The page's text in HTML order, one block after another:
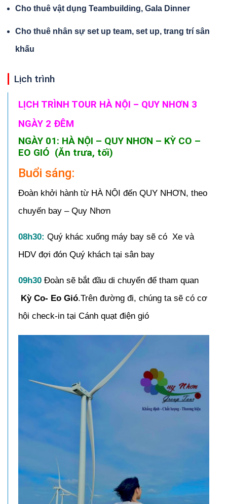
Cho thuê vật dụng Teambuilding, Gala Dinner
Cho thuê nhân sự set up team, set up, trang trí sân
khấu
Lịch trình
LỊCH TRÌNH TOUR HÀ NỘI – QUY NHƠN 3
NGÀY 2 ĐÊM
NGÀY 01: HÀ NỘI – QUY NHƠN – KỲ CO –
EO GIÓ (Ăn trưa, tối)
Buổi sáng:
Đoàn khởi hành từ HÀ NỘI đến QUY NHƠN, theo
chuyến bay – Quy Nhơn
08h30: Quý khác xuống máy bay sẽ có Xe và
HDV đợi đón Quý khách tại sân bay
09h30 Đoàn sẽ bắt đầu di chuyển để tham quan
Kỳ Co- Eo Gió.Trên đường đi, chúng ta sẽ có cơ
hội check-in tại Cánh quạt điện gió